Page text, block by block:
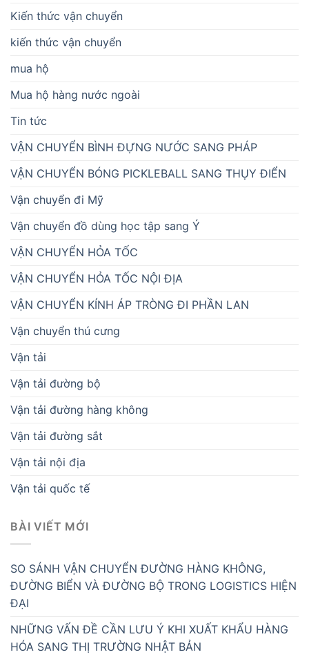
Kiến thức vận chuyển
kiến thức vận chuyển
mua hộ
Mua hộ hàng nước ngoài
Tin tức
VẬN CHUYỂN BÌNH ĐỰNG NƯỚC SANG PHÁP
VẬN CHUYỂN BÓNG PICKLEBALL SANG THỤY ĐIỂN
Vận chuyển đi Mỹ
Vận chuyển đồ dùng học tập sang Ý
VẬN CHUYỂN HỎA TỐC
VẬN CHUYỂN HỎA TỐC NỘI ĐỊA
VẬN CHUYỂN KÍNH ÁP TRÒNG ĐI PHẦN LAN
Vận chuyển thú cưng
Vận tải
Vận tải đường bộ
Vận tải đường hàng không
Vận tải đường sắt
Vận tải nội địa
Vận tải quốc tế
BÀI VIẾT MỚI
SO SÁNH VẬN CHUYỂN ĐƯỜNG HÀNG KHÔNG,
ĐƯỜNG BIỂN VÀ ĐƯỜNG BỘ TRONG LOGISTICS HIỆN
ĐẠI
NHỮNG VẤN ĐỀ CẦN LƯU Ý KHI XUẤT KHẨU HÀNG
HÓA SANG THỊ TRƯỜNG NHẬT BẢN